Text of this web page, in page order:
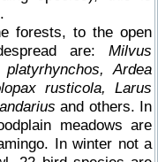
forests, to the open
are: Milvus
Ardea
rusticola, Larus
and others. In
meadows are
In winter not a